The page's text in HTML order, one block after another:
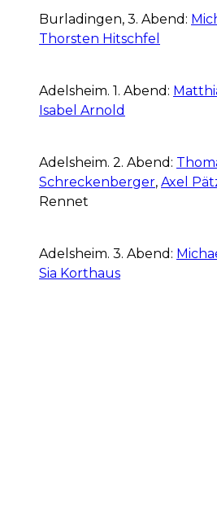
Burladingen, 3. Abend:
Thorsten Hitschfel
Adelsheim. 1. Abend:
Isabel Arnold
Adelsheim. 2. Abend:
Schreckenberger, Axel
Rennet
Adelsheim. 3. Abend:
Sia Korthaus